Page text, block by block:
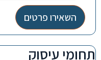
השאירו פרטים
תחומי עיסוק